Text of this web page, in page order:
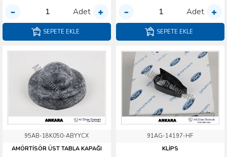
Adet
SEPETE EKLE
Adet
SEPETE EKLE
95AB-18K050-ABYYCX
AMÖRTİSÖR ÜST TABLA KAPAĞI
91AG-14197-HF
KLİPS